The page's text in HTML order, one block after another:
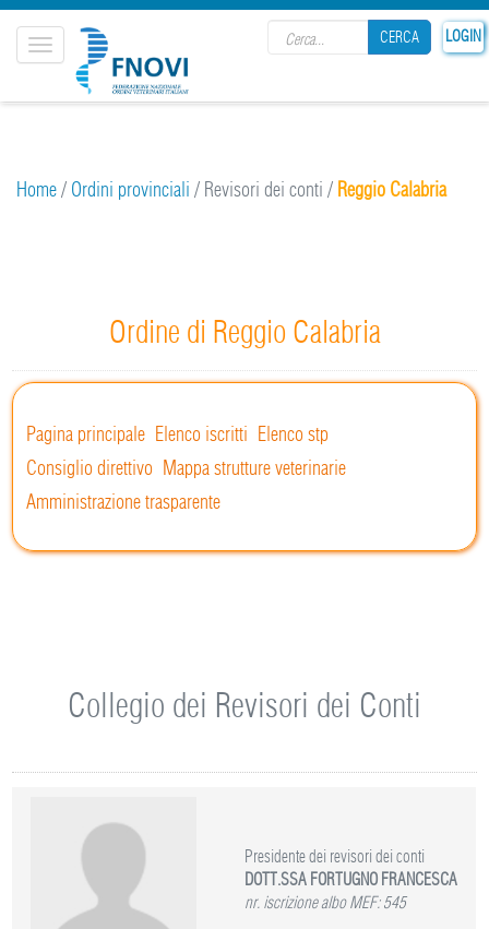
LOGIN
CERCA
Toggle
navigation
Home/ Ordini provinciali / Revisori dei conti / Reggio Calabria
Ordine di Reggio Calabria
Pagina principale Elenco iscritti Elenco stp
Consiglio direttivo Mappa strutture veterinarie
Amministrazione trasparente
Collegio dei Revisori dei Conti
Presidente dei revisori dei conti
DOTT.SSA FORTUGNO FRANCESCA
nr. iscrizione albo MEF: 545